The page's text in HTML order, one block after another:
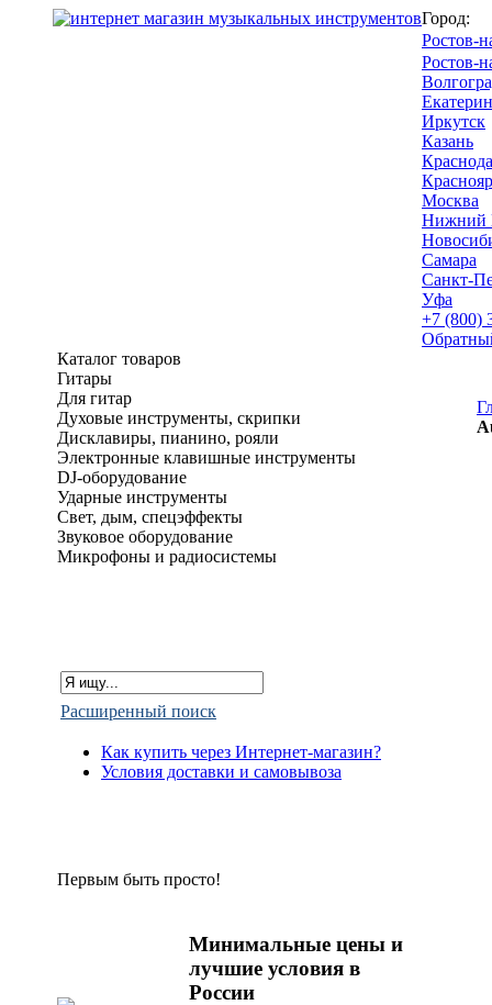
Город:
Ростов-
Ростов-
Иркутск
Казань
Москва
Нижний
Самара
Санкт-
Уфа
+7 (800)
Каталог товаров
Гитары
Для гитар
Духовые инструменты, скрипки
Дисклавиры, пианино, рояли
Электронные клавишные инструменты
DJ-оборудование
Ударные инструменты
Свет, дым, спецэффекты
Звуковое оборудование
Микрофоны и радиосистемы
Расширенный поиск
Как купить через Интернет-магазин?
Условия доставки и самовывоза
Первым быть просто!
Минимальные цены и
лучшие условия в
России